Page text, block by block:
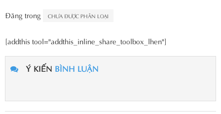
Đăng trong
CHƯA ĐƯỢC PHÂN LOẠI
[addthis tool="addthis_inline_share_toolbox_lhen"]
Ý KIẾN BÌNH LUẬN